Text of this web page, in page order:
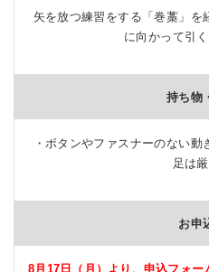
矢を放つ練習をする「巻藁」を
に向かって引
持ち物
・ボタンやファスナーのない
足は厳
お申
8月17日（月）より、申込フォー